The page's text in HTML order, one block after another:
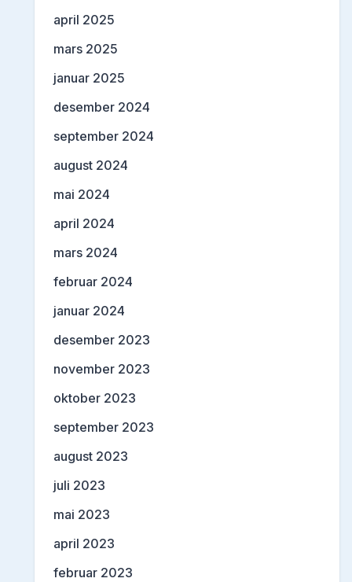
april 2025
mars 2025
januar 2025
desember 2024
september 2024
august 2024
mai 2024
april 2024
mars 2024
februar 2024
januar 2024
desember 2023
november 2023
oktober 2023
september 2023
august 2023
juli 2023
mai 2023
april 2023
februar 2023